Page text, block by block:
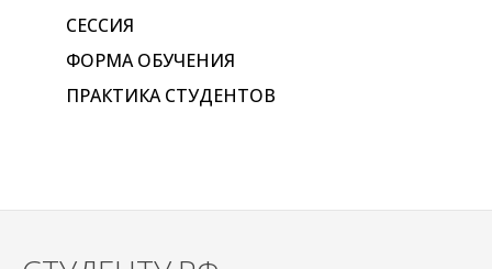
СЕССИЯ
ФОРМА ОБУЧЕНИЯ
ПРАКТИКА СТУДЕНТОВ